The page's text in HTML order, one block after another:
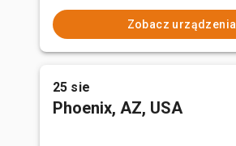
Zobacz urządzenia
25 sie
Phoenix, AZ, USA